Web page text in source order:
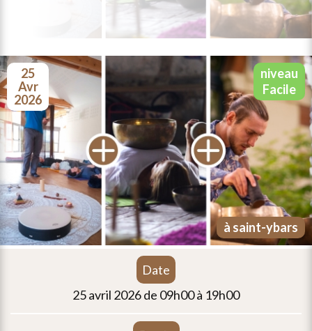
25
avr
2026
niveau
facile
à saint-ybars
date
25 avril 2026 de 09h00 à 19h00